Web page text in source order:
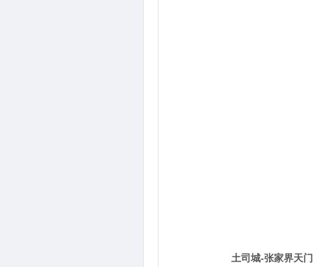
土司城-张家界天